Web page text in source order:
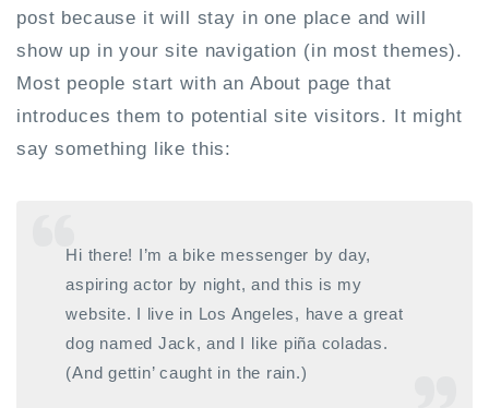
post because it will stay in one place and will
show up in your site navigation (in most themes).
Most people start with an About page that
introduces them to potential site visitors. It might
say something like this:
Hi there! I’m a bike messenger by day,
aspiring actor by night, and this is my
website. I live in Los Angeles, have a great
dog named Jack, and I like piña coladas.
(And gettin’ caught in the rain.)